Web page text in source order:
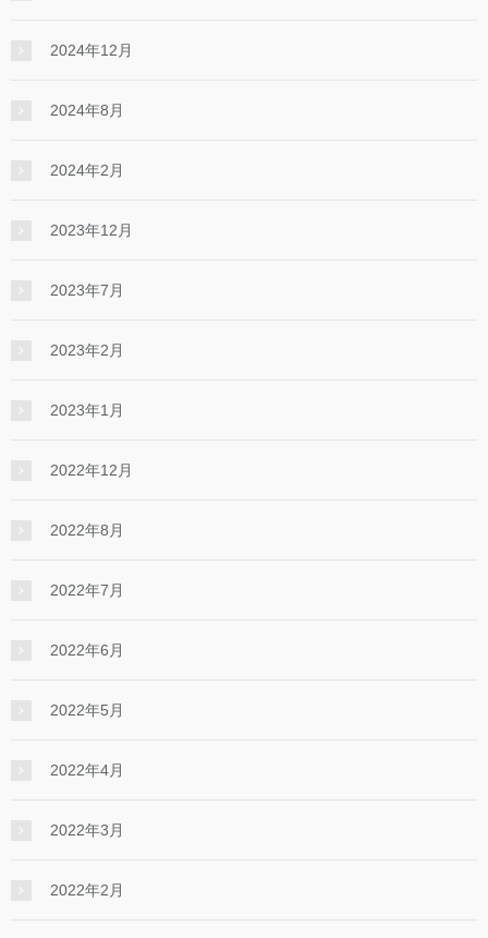
2024年12月
2024年8月
2024年2月
2023年12月
2023年7月
2023年2月
2023年1月
2022年12月
2022年8月
2022年7月
2022年6月
2022年5月
2022年4月
2022年3月
2022年2月